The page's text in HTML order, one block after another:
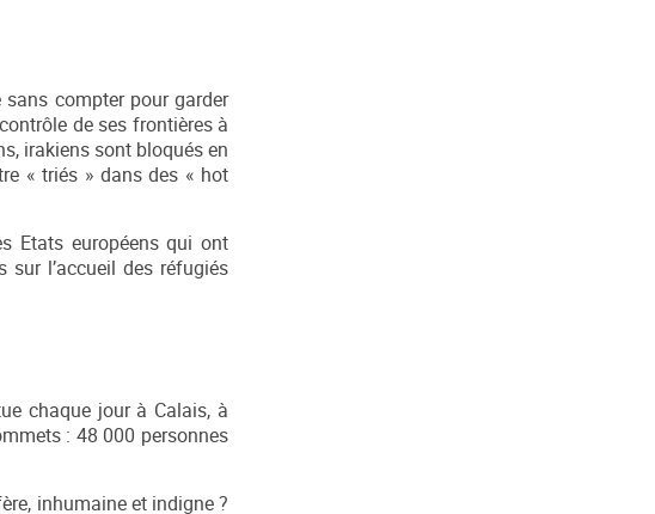
sans compter pour garder
de ses frontières à
irakiens sont bloqués en
« triés » dans des « hot
Etats européens qui ont
sur l’accueil des réfugiés
chaque jour à Calais, à
: 48 000 personnes
inhumaine et indigne ?